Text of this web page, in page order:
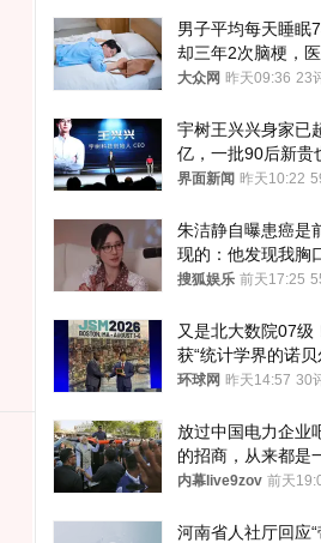
男子平均每天睡眠7
却三年2次脑梗，医
样睡觉更伤身
大众网 昨天09:36 23
宇树王兴兴身家已
亿，一批90后新贵
界面新闻 昨天10:22
朱洁静自曝患癌是
现的：他发现我胸
搜狐娱乐 前天17:25
又是北大数院07级
获“统计学界的诺贝
环球网 昨天14:57 30
放过中国电力企业
的招商，从来都是
收割
内幕live9zov 前天
河南省人社厅回应